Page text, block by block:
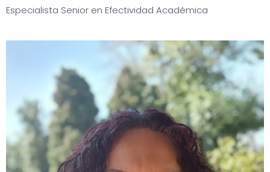
Especialista Senior en Efectividad Académica